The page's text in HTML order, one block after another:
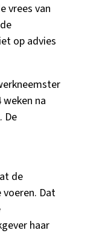
vrees van
op advies
na
De
de
Dat
haar